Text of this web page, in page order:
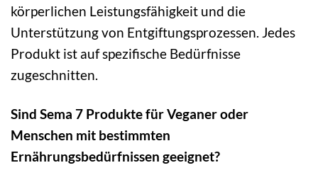
körperlichen Leistungsfähigkeit und die
Unterstützung von Entgiftungsprozessen. Jedes
Produkt ist auf spezifische Bedürfnisse
zugeschnitten.
Sind Sema 7 Produkte für Veganer oder
Menschen mit bestimmten
Ernährungsbedürfnissen geeignet?